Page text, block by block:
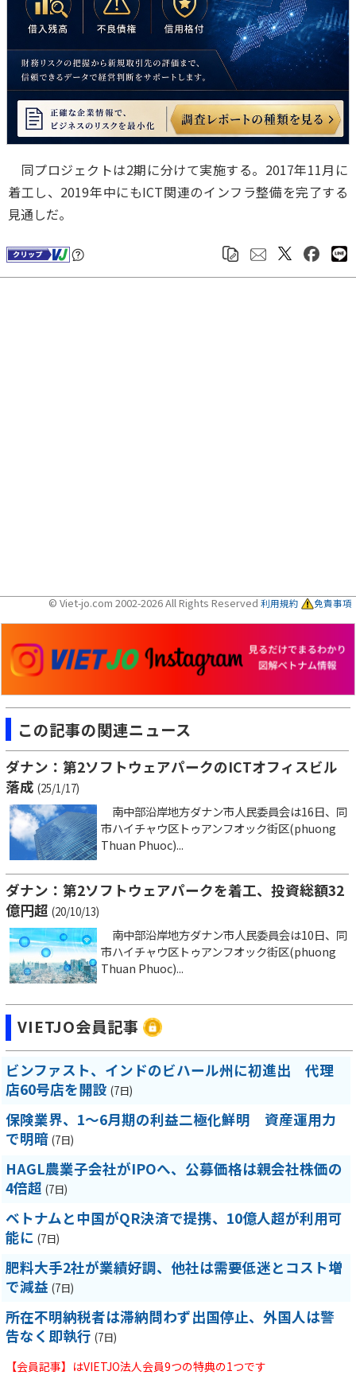
同プロジェクトは2期に分けて実施する。2017年11月に
着工し、2019年中にもICT関連のインフラ整備を完了する
見通しだ。
© Viet-jo.com 2002-2026 All Rights Reserved 利用規約 免責事項
この記事の関連ニュース
ダナン：第2ソフトウェアパークのICTオフィスビル
落成 (25/1/17)
南中部沿岸地方ダナン市人民委員会は16日、同
市ハイチャウ区トゥアンフオック街区(phuong
Thuan Phuoc)...
ダナン：第2ソフトウェアパークを着工、投資総額32
億円超 (20/10/13)
南中部沿岸地方ダナン市人民委員会は10日、同
市ハイチャウ区トゥアンフオック街区(phuong
Thuan Phuoc)...
VIETJO会員記事
ビンファスト、インドのビハール州に初進出 代理
店60号店を開設 (7日)
保険業界、1～6月期の利益二極化鮮明 資産運用力
で明暗 (7日)
HAGL農業子会社がIPOへ、公募価格は親会社株価の
4倍超 (7日)
ベトナムと中国がQR決済で提携、10億人超が利用可
能に (7日)
肥料大手2社が業績好調、他社は需要低迷とコスト増
で減益 (7日)
所在不明納税者は滞納問わず出国停止、外国人は警
告なく即執行 (7日)
【会員記事】はVIETJO法人会員9つの特典の1つです